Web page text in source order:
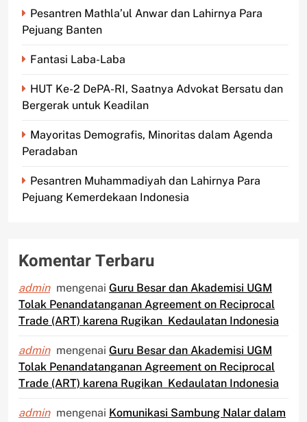
Pesantren Mathla’ul Anwar dan Lahirnya Para
Pejuang Banten
Fantasi Laba-Laba
HUT Ke-2 DePA-RI, Saatnya Advokat Bersatu dan
Bergerak untuk Keadilan
Mayoritas Demografis, Minoritas dalam Agenda
Peradaban
Pesantren Muhammadiyah dan Lahirnya Para
Pejuang Kemerdekaan Indonesia
Komentar Terbaru
admin mengenai Guru Besar dan Akademisi UGM
Tolak Penandatanganan Agreement on Reciprocal
Trade (ART) karena Rugikan Kedaulatan Indonesia
admin mengenai Guru Besar dan Akademisi UGM
Tolak Penandatanganan Agreement on Reciprocal
Trade (ART) karena Rugikan Kedaulatan Indonesia
admin mengenai Komunikasi Sambung Nalar dalam